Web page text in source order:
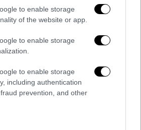
to enable storage
of the website or app.
to enable storage
to enable storage
including authentication
prevention, and other